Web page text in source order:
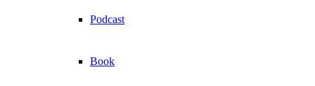
Podcast
Book